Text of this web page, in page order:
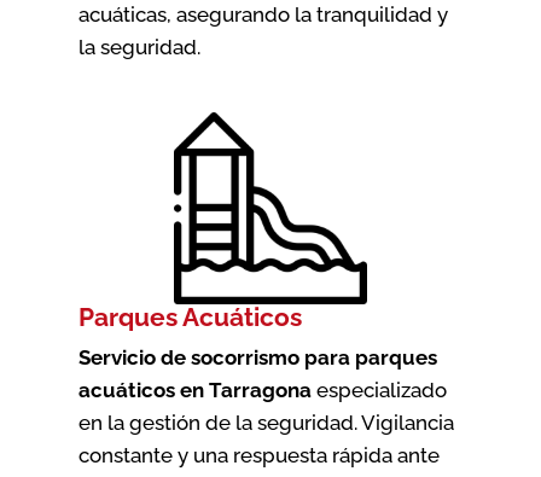
acuáticas, asegurando la tranquilidad y
la seguridad.
Parques Acuáticos
Servicio de socorrismo para parques
acuáticos en Tarragona especializado
en la gestión de la seguridad. Vigilancia
constante y una respuesta rápida ante